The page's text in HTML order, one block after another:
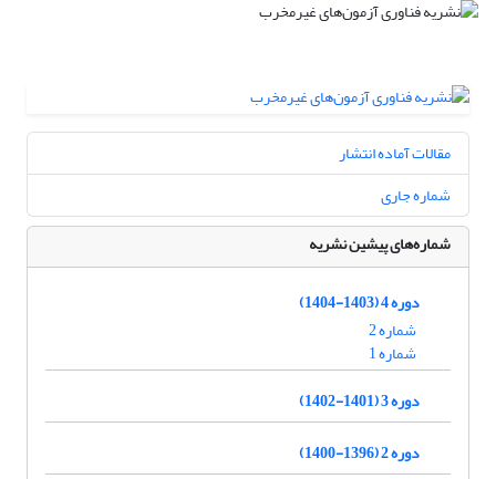
مقالات آماده انتشار
شماره جاری
شماره‌های پیشین نشریه
دوره 4 (1403-1404)
شماره 2
شماره 1
دوره 3 (1401-1402)
دوره 2 (1396-1400)